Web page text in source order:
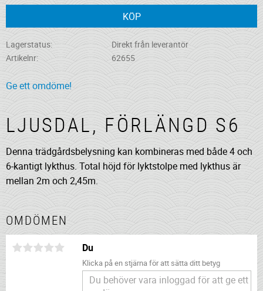
KÖP
Lagerstatus
Direkt från leverantör
Artikelnr
62655
Ge ett omdöme!
LJUSDAL, FÖRLÄNGD S6
Denna trädgårdsbelysning kan kombineras med både 4 och
6-kantigt lykthus. Total höjd för lyktstolpe med lykthus är
mellan 2m och 2,45m.
OMDÖMEN
Du
Klicka på en stjärna för att sätta ditt betyg